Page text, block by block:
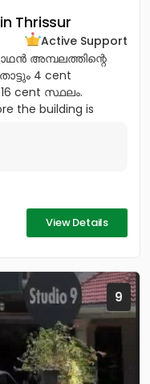
Thrissur
Active Support
അമ്പലത്തിന്റെ
4 cent
cent സ്ഥലം.
the building is
View Details
9